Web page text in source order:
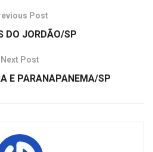
Post
DO JORDÃO/SP
Next Post
E PARANAPANEMA/SP